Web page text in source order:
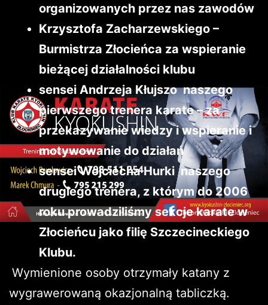
organizowanych przez nas zawodów
Krzysztofa Zacharzewskiego –
Burmistrza Złocieńca za wspieranie
bieżącej działalności klubu
sensei Andrzeja Kłujszo naszego
pierwszego trenera karate – za
przekazywanie wiedzy i wspieranie i
motywowanie do działań
sensei Wojciecha Hurki naszego
drugiego trenera, z którym do 2006
roku prowadziliśmy sekcje karate w
Złocieńcu jako filię Szczecineckiego
Klubu.
Wymienione osoby otrzymały katany z
wygrawerowaną okazjonalną tabliczką.